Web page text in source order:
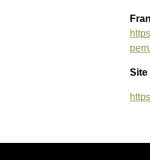
Site